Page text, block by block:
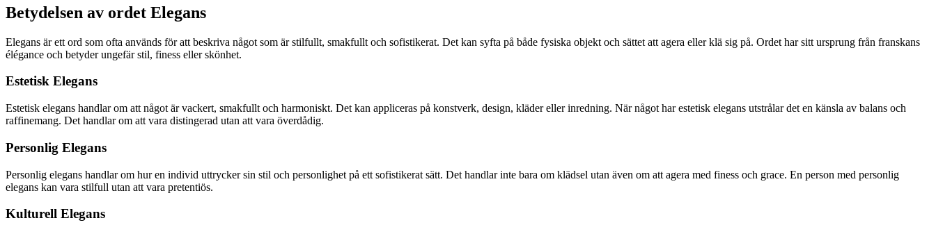
Betydelsen av ordet Elegans
Elegans är ett ord som ofta används för att beskriva något som är stilfullt, smakfullt och sofistikerat. Det kan syfta på både fysiska objekt och sättet att agera eller klä sig på. Ordet har sitt ursprung från franskans
élégance och betyder ungefär stil, finess eller skönhet.
Estetisk Elegans
Estetisk elegans handlar om att något är vackert, smakfullt och harmoniskt. Det kan appliceras på konstverk, design, kläder eller inredning. När något har estetisk elegans utstrålar det en känsla av balans och
raffinemang. Det handlar om att vara distingerad utan att vara överdådig.
Personlig Elegans
Personlig elegans handlar om hur en individ uttrycker sin stil och personlighet på ett sofistikerat sätt. Det handlar inte bara om klädsel utan även om att agera med finess och grace. En person med personlig
elegans kan vara stilfull utan att vara pretentiös.
Kulturell Elegans